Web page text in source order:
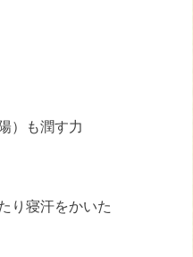
）も潤す力
り寝汗をかいた